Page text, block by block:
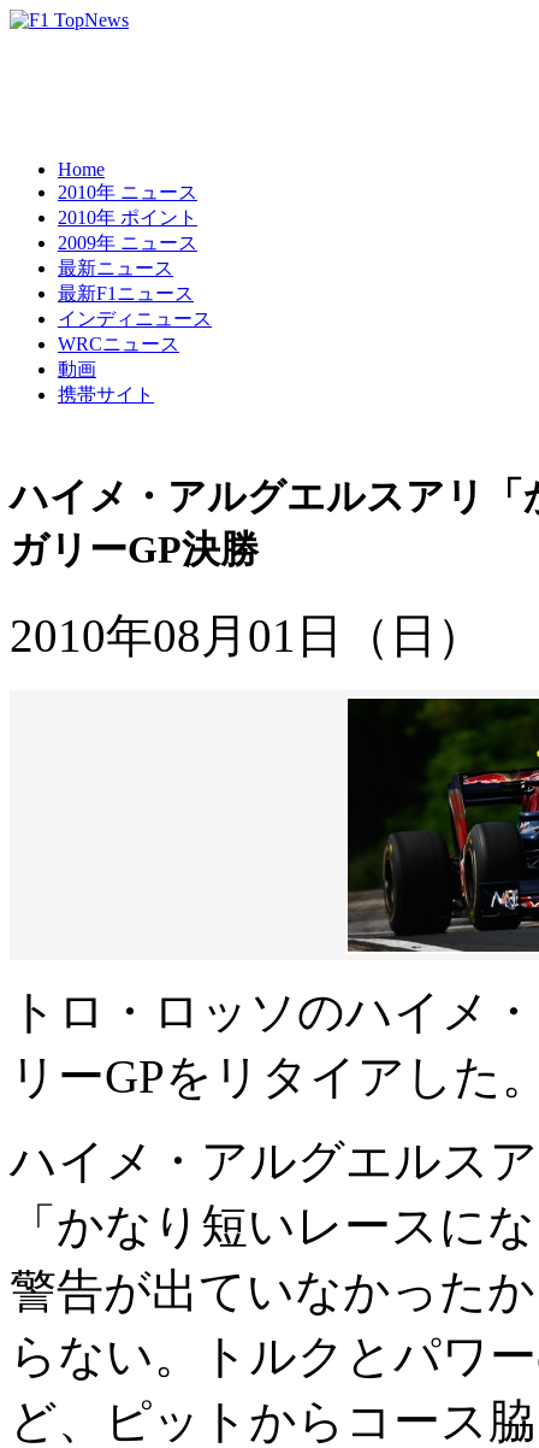
Home
2010年 ニュース
2010年 ポイント
2009年 ニュース
最新ニュース
最新F1ニュース
インディニュース
WRCニュース
動画
携帯サイト
ハイメ・アルグエルスアリ
ガリーGP決勝
2010年08月01日（日）
トロ・ロッソのハイメ
リーGPをリタイアした
ハイメ・アルグエルス
「かなり短いレースに
警告が出ていなかった
らない。トルクとパワ
ど、ピットからコース